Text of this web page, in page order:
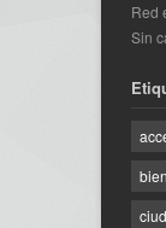
Red
Sin